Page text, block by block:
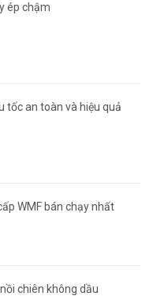
ép chậm
tốc an toàn và hiệu quả
WMF bán chạy nhất
chiên không dầu